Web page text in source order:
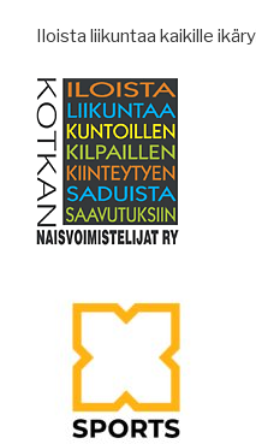
Iloista liikuntaa kaikille